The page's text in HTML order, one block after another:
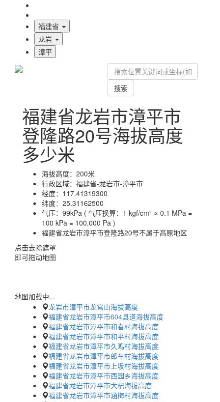
福建省
龙岩
漳平
搜索
福建省龙岩市漳平市
登隆路20号海拔高度
多少米
海拔高度： 200米
行政区域： 福建省-龙岩市-漳平市
经度： 117.41319300
纬度： 25.31162500
气压： 99kPa ( 气压换算：1 kgf/cm² ≈ 0.1 MPa =
100 kPa = 100,000 Pa )
福建省龙岩市漳平市登隆路20号不属于高原地区
点击去除遮罩
即可拖动地图
地图加载中...
龙岩市漳平市龙宫山海拔高度
福建省龙岩市漳平市604县道海拔高度
福建省龙岩市漳平市和春村海拔高度
福建省龙岩市漳平市和平村海拔高度
福建省龙岩市漳平市久鸣村海拔高度
福建省龙岩市漳平市郎车村海拔高度
福建省龙岩市漳平市上坂村海拔高度
福建省龙岩市漳平市西园乡海拔高度
福建省龙岩市漳平市大杞海拔高度
福建省龙岩市漳平市涵梅村海拔高度